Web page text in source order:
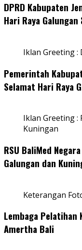
DPRD Kabupaten
Hari Raya Galungan
Iklan Greeting :
Pemerintah
Selamat Hari Raya
Iklan Greeting :
Kuningan
RSU BaliMed
Galungan dan
Keterangan
Lembaga Pelatihan
Amertha Bali